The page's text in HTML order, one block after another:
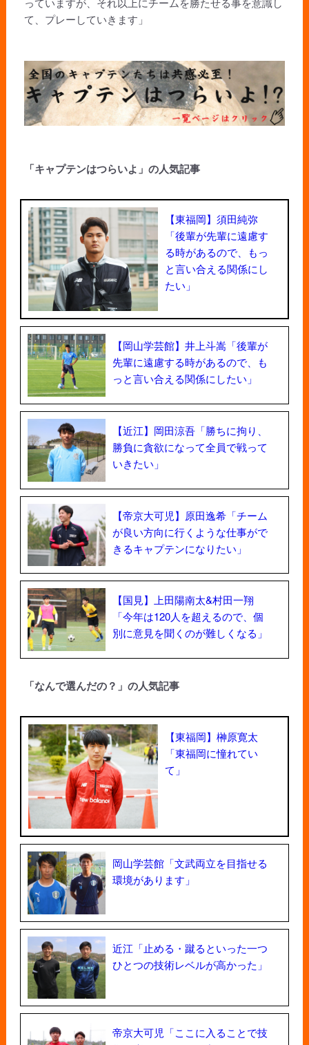
て、プレーしていきます」
「キャプテンはつらいよ」の人気記事
【東福岡】須田純弥
「後輩が先輩に遠慮す
る時があるので、もっ
と言い合える関係にし
たい」
【岡山学芸館】井上斗嵩「後輩が
先輩に遠慮する時があるので、も
っと言い合える関係にしたい」
【近江】岡田涼吾「勝ちに拘り、
勝負に貪欲になって全員で戦って
いきたい」
【帝京大可児】原田逸希「チーム
が良い方向に行くような仕事がで
きるキャプテンになりたい」
【国見】上田陽南太&村田一翔
「今年は120人を超えるので、個
別に意見を聞くのが難しくなる」
「なんで選んだの？」の人気記事
【東福岡】榊原寛太
「東福岡に憧れてい
て」
岡山学芸館「文武両立を目指せる
環境があります」
近江「止める・蹴るといった一つ
ひとつの技術レベルが高かった」
帝京大可児「ここに入ることで技